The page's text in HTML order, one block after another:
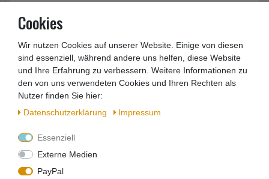
Metabo
Art. 6.24310
Sie erhalten eine Rechnung mit
ausgewiesener Mwst.
230 mm Ø x 22,23 mm
für die universelle Anwendung allgemeines
Cookies
Wir nutzen Cookies auf unserer Website. Einige von diesen
sind essenziell, während andere uns helfen, diese Website
und Ihre Erfahrung zu verbessern. Weitere Informationen zu
den von uns verwendeten Cookies und Ihren Rechten als
Nutzer finden Sie hier:
Daten­schutz­erklärung
Impressum
Essenziell
Externe Medien
PayPal